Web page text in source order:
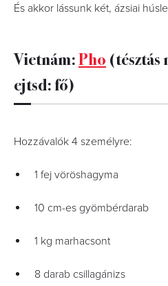
És akkor lássunk két, ázsiai
Vietnám:Pho (tésztás
ejtsd: fő)
Hozzávalók 4 személyre:
1 fej vöröshagyma
10 cm-es gyömbérdarab
1 kg marhacsont
8 darab csillagánizs